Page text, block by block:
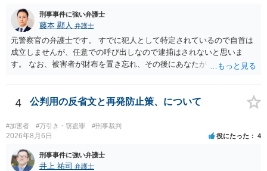
刑事事件に強い弁護士
藤本 顯人 弁護士
元警察官の弁護士です。 すでに犯人として特定されているので自首は
成立しませんが、任意での呼び出しなので逮捕はされないと思いま
す。 なお、被害者が財布を置き忘れ、その後にあなたがトイレに入
と言い逃れはかなり厳しいものと思います。
4 公判用の反省文と再発防止策、について
#加害者 #万引き・窃盗罪 #刑事裁判
2026年8月6日 役にたった 4
刑事事件に強い弁護士
井上 祐司 弁護士